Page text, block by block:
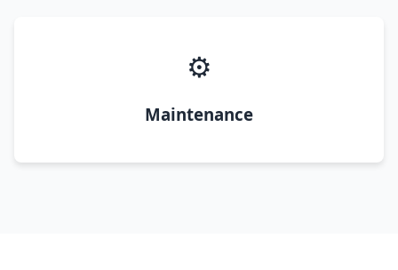
⚙️
Maintenance